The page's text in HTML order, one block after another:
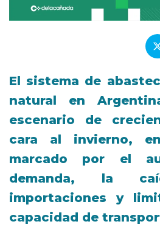
El sistema de
natural en
escenario de
cara al invierno,
marcado por el
demanda, la
importaciones y
capacidad de